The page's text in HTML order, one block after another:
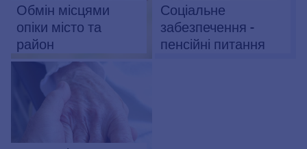
Обмін місцями
опіки місто та
район
Соціальне
забезпечення -
пенсійні питання